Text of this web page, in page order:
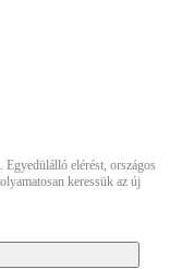
elérést, országos
keressük az új